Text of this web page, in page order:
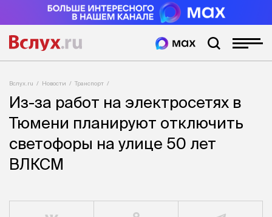
Вслух.ru Новости Транспорт
Из-за работ на электросетях в
Тюмени планируют отключить
светофоры на улице 50 лет
ВЛКСМ